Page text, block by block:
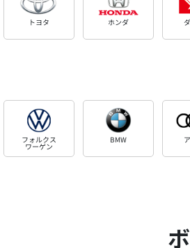
トヨタ ホンダ
フォルクス
ワーゲン
BMW